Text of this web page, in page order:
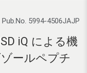
Pub.No. 5994-4506JAJP
iQ による機
ールペプチ